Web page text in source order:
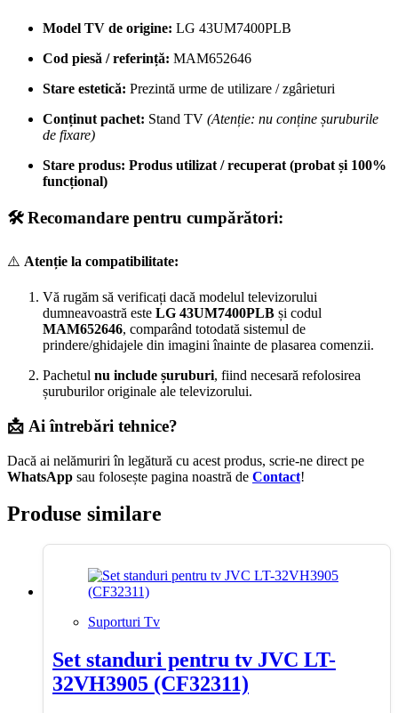
Model TV de origine: LG 43UM7400PLB
Cod piesă / referință: MAM652646
Stare estetică: Prezintă urme de utilizare / zgârieturi
Conținut pachet: Stand TV (Atenție: nu conține șuruburile
de fixare)
Stare produs: Produs utilizat / recuperat (probat și 100%
funcțional)
🛠️ Recomandare pentru cumpărători:
⚠️ Atenție la compatibilitate:
Vă rugăm să verificați dacă modelul televizorului
dumneavoastră este LG 43UM7400PLB și codul
MAM652646, comparând totodată sistemul de
prindere/ghidajele din imagini înainte de plasarea comenzii.
Pachetul nu include șuruburi, fiind necesară refolosirea
șuruburilor originale ale televizorului.
📩 Ai întrebări tehnice?
Dacă ai nelămuriri în legătură cu acest produs, scrie-ne direct pe
WhatsApp sau folosește pagina noastră de Contact!
Produse similare
Suporturi Tv
Set standuri pentru tv JVC LT-
32VH3905 (CF32311)